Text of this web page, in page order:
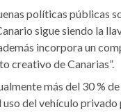
políticas públicas
sigue siendo la
incorpora un
creativo de Canarias”.
más del 30 %
uso del vehículo